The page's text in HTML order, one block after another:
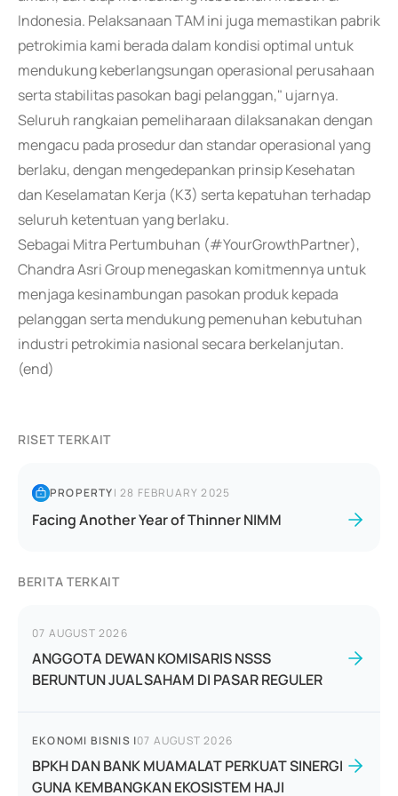
Indonesia. Pelaksanaan TAM ini juga memastikan pabrik
petrokimia kami berada dalam kondisi optimal untuk
mendukung keberlangsungan operasional perusahaan
serta stabilitas pasokan bagi pelanggan," ujarnya.
Seluruh rangkaian pemeliharaan dilaksanakan dengan
mengacu pada prosedur dan standar operasional yang
berlaku, dengan mengedepankan prinsip Kesehatan
dan Keselamatan Kerja (K3) serta kepatuhan terhadap
seluruh ketentuan yang berlaku.
Sebagai Mitra Pertumbuhan (#YourGrowthPartner),
Chandra Asri Group menegaskan komitmennya untuk
menjaga kesinambungan pasokan produk kepada
pelanggan serta mendukung pemenuhan kebutuhan
industri petrokimia nasional secara berkelanjutan.
(end)
RISET TERKAIT
PROPERTY|28 FEBRUARY 2025
Facing Another Year of Thinner NIMM
BERITA TERKAIT
07 AUGUST 2026
ANGGOTA DEWAN KOMISARIS NSSS
BERUNTUN JUAL SAHAM DI PASAR REGULER
EKONOMI BISNIS |07 AUGUST 2026
BPKH DAN BANK MUAMALAT PERKUAT SINERGI
GUNA KEMBANGKAN EKOSISTEM HAJI